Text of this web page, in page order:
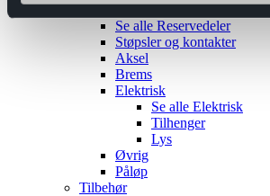
Reservedeler
Se alle Reservedeler
Støpsler og kontakter
Aksel
Brems
Elektrisk
Se alle Elektrisk
Tilhenger
Lys
Øvrig
Påløp
Tilbehør